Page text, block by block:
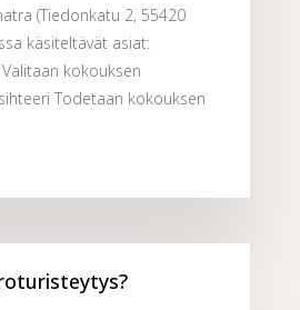
(Tiedonkatu 2, 55420
käsiteltävät asiat:
kokouksen
Todetaan kokouksen